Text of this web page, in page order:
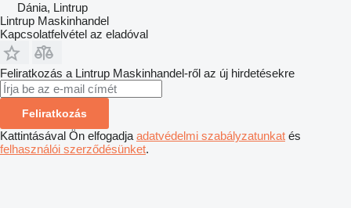
Dánia, Lintrup
Lintrup Maskinhandel
Kapcsolatfelvétel az eladóval
Feliratkozás a Lintrup Maskinhandel-ről az új hirdetésekre
Feliratkozás
Kattintásával Ön elfogadja adatvédelmi szabályzatunkat és
felhasználói szerződésünket.